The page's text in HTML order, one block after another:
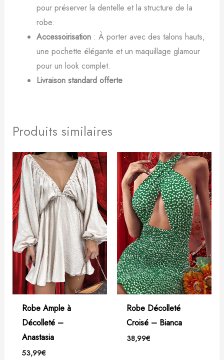
pour préserver la dentelle et la structure de la
robe.
Accessoirisation: À porter avec des talons hauts,
une pochette élégante et un maquillage glamour
pour un look complet.
Livraison standard offerte
Produits similaires
Robe Ample à
Décolleté –
Anastasia
53,99€
Robe Décolleté
Croisé – Bianca
38,99€